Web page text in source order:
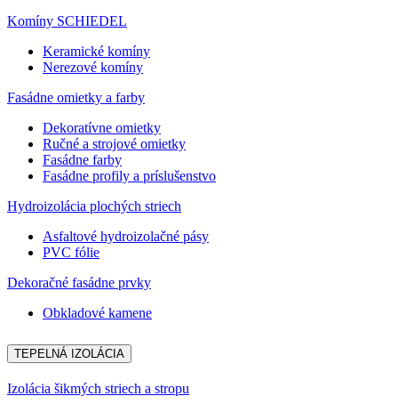
Komíny SCHIEDEL
Keramické komíny
Nerezové komíny
Fasádne omietky a farby
Dekoratívne omietky
Ručné a strojové omietky
Fasádne farby
Fasádne profily a príslušenstvo
Hydroizolácia plochých striech
Asfaltové hydroizolačné pásy
PVC fólie
Dekoračné fasádne prvky
Obkladové kamene
TEPELNÁ IZOLÁCIA
Izolácia šikmých striech a stropu